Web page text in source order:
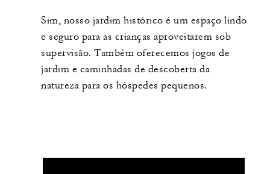
Sim, nosso jardim histórico é um espaço lindo
e seguro para as crianças aproveitarem sob
supervisão. Também oferecemos jogos de
jardim e caminhadas de descoberta da
natureza para os hóspedes pequenos.